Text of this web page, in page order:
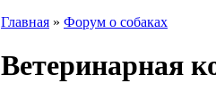
Главная » Форум о собаках
Ветеринарная